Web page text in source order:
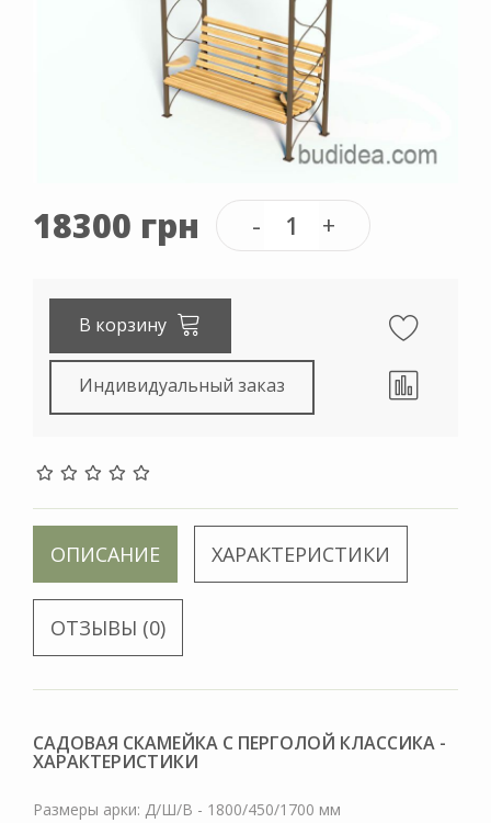
18300 грн
В корзину
Индивидуальный заказ
ОПИСАНИЕ ХАРАКТЕРИСТИКИ
ОТЗЫВЫ (0)
САДОВАЯ СКАМЕЙКА С ПЕРГОЛОЙ КЛАССИКА -
ХАРАКТЕРИСТИКИ
Размеры арки: Д/Ш/В - 1800/450/1700 мм